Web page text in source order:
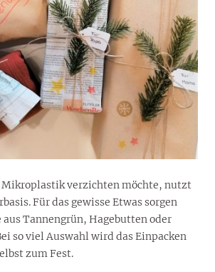
Mikroplastik verzichten möchte, nutzt
Für das gewisse Etwas sorgen
Tannengrün, Hagebutten oder
so viel Auswahl wird das Einpacken
zum Fest.